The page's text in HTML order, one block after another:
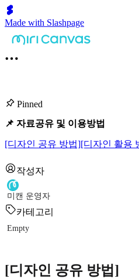
Made with Slashpage
Pinned
📌 자료공유 및 이용방법
[디자인 공유 방법][디자인 활용
작성자
미캔 운영자
카테고리
Empty
[디자인 공유 방법]